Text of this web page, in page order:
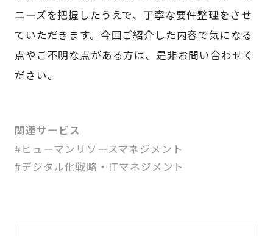
ニーズを把握したうえで、丁寧な要件整理をさせ
ていただきます。今回ご紹介した内容で気になる
点やご不明な点がある方は、是非お問い合わせく
ださい。
関連サービス
#ヒューマンリソースマネジメント
#デジタル化戦略・ITマネジメント